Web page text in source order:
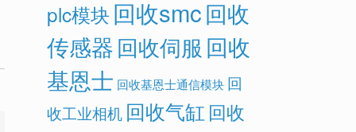
plc模块 回收smc回收
传感器回收伺服 回收
基恩士 回收基恩士通信模块 回
收工业相机 回收气缸 回收